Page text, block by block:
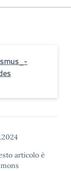
articolo è